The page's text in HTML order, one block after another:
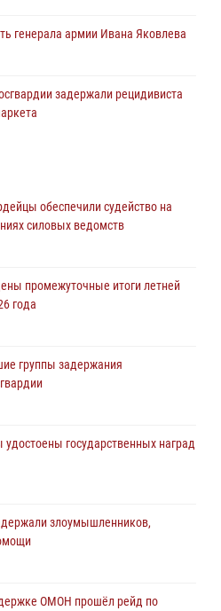
генерала армии Ивана Яковлева
задержали рецидивиста
провел военно-полевые
воров в Челябинске
задержали
по горячим следам
обеспечили судейство на
силовых ведомств
промежуточные итоги летней
года
группы задержания
государственных наград
злоумышленников,
ОМОН прошёл рейд по